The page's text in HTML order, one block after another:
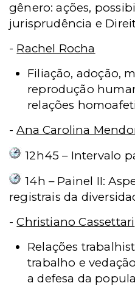
gênero: ações,
jurisprudência e
- Rachel Rocha
Filiação, adoção,
reprodução
relações
-Ana Carolina
12h45 – Intervalo
14h – Painel II:
registrais da
-Christiano Cassettari
Relações
trabalho e
a defesa da